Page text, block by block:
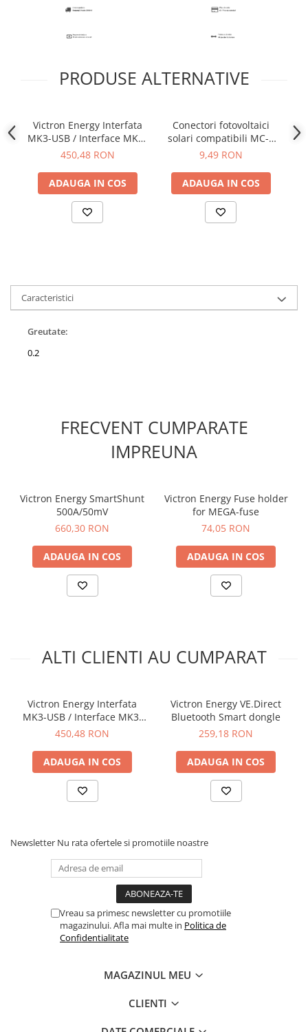
PRODUSE ALTERNATIVE
Victron Energy Interfata
MK3-USB / Interface MK3-
USB (VE.Bus to USB)
450,48 RON
ADAUGA IN COS
Conectori fotovoltaici
solari compatibili MC-4
(tata)
9,49 RON
ADAUGA IN COS
Caracteristici
Greutate:
0.2
FRECVENT CUMPARATE
IMPREUNA
Victron Energy SmartShunt
500A/50mV
660,30 RON
ADAUGA IN COS
Victron Energy Fuse holder
for MEGA-fuse
74,05 RON
ADAUGA IN COS
ALTI CLIENTI AU CUMPARAT
Victron Energy Interfata
MK3-USB / Interface MK3-
USB (VE.Bus to USB)
450,48 RON
ADAUGA IN COS
Victron Energy VE.Direct
Bluetooth Smart dongle
259,18 RON
ADAUGA IN COS
Newsletter Nu rata ofertele si promotiile noastre
Vreau sa primesc newsletter cu promotiile
magazinului. Afla mai multe in Politica de
Confidentialitate
MAGAZINUL MEU
CLIENTI